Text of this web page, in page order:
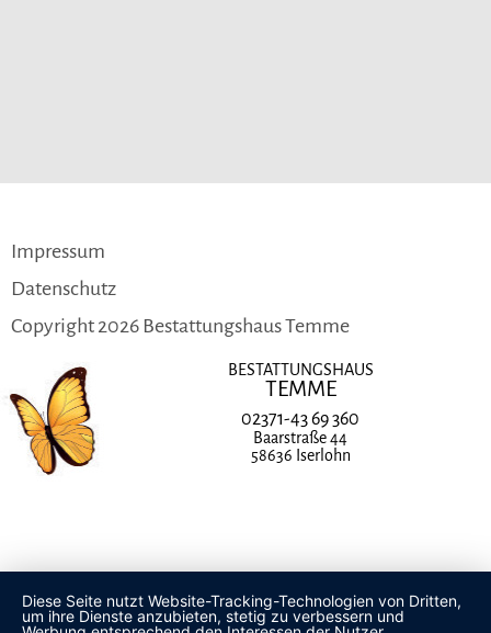
Navigation
überspringen
Impressum
Datenschutz
Copyright 2026 Bestattungshaus Temme
BESTATTUNGSHAUS
TEMME
02371-43 69 360
Baarstraße 44
58636 Iserlohn
Diese Seite nutzt Website-Tracking-Technologien von Dritten,
um ihre Dienste anzubieten, stetig zu verbessern und